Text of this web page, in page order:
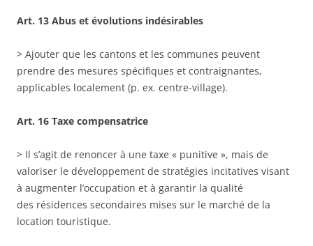
Art. 13 Abus et évolutions indésirables
> Ajouter que les cantons et les communes peuvent
prendre des mesures spécifiques et contraignantes,
applicables localement (p. ex. centre-village).
Art. 16 Taxe compensatrice
> Il s’agit de renoncer à une taxe « punitive », mais de
valoriser le développement de stratégies incitatives visant
à augmenter l’occupation et à garantir la qualité
des résidences secondaires mises sur le marché de la
location touristique.